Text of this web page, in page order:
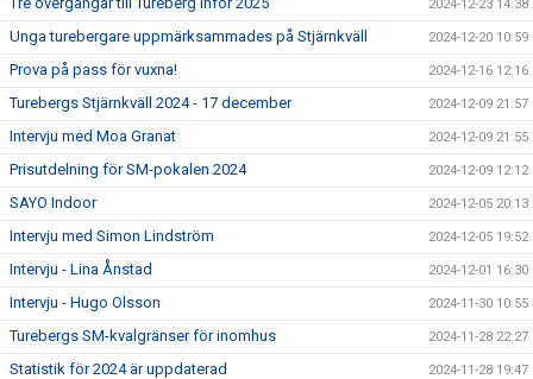
2024-12-23 14:38
Unga turebergare uppmärksammades på Stjärnkväll 2024-12-20 10:59
Prova på pass för vuxna! 2024-12-16 12:16
Turebergs Stjärnkväll 2024 - 17 december 2024-12-09 21:57
Intervju med Moa Granat 2024-12-09 21:55
Prisutdelning för SM-pokalen 2024 2024-12-09 12:12
SAYO Indoor 2024-12-05 20:13
Intervju med Simon Lindström 2024-12-05 19:52
Intervju - Lina Ånstad 2024-12-01 16:30
Intervju - Hugo Olsson 2024-11-30 10:55
Turebergs SM-kvalgränser för inomhus 2024-11-28 22:27
Statistik för 2024 är uppdaterad 2024-11-28 19:47